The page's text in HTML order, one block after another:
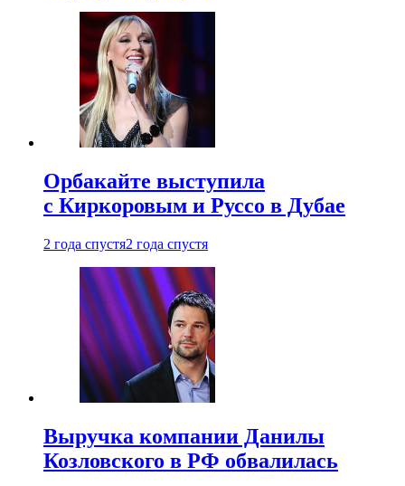
Орбакайте выступила
с Киркоровым и Руссо в Дубае
2 года спустя2 года спустя
Выручка компании Данилы
Козловского в РФ обвалилась